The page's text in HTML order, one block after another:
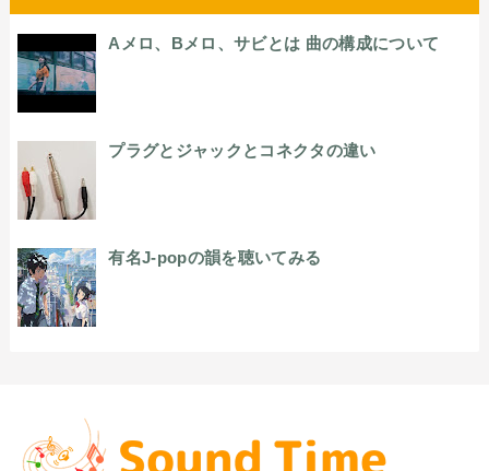
Aメロ、Bメロ、サビとは 曲の構成について
プラグとジャックとコネクタの違い
有名J-popの韻を聴いてみる